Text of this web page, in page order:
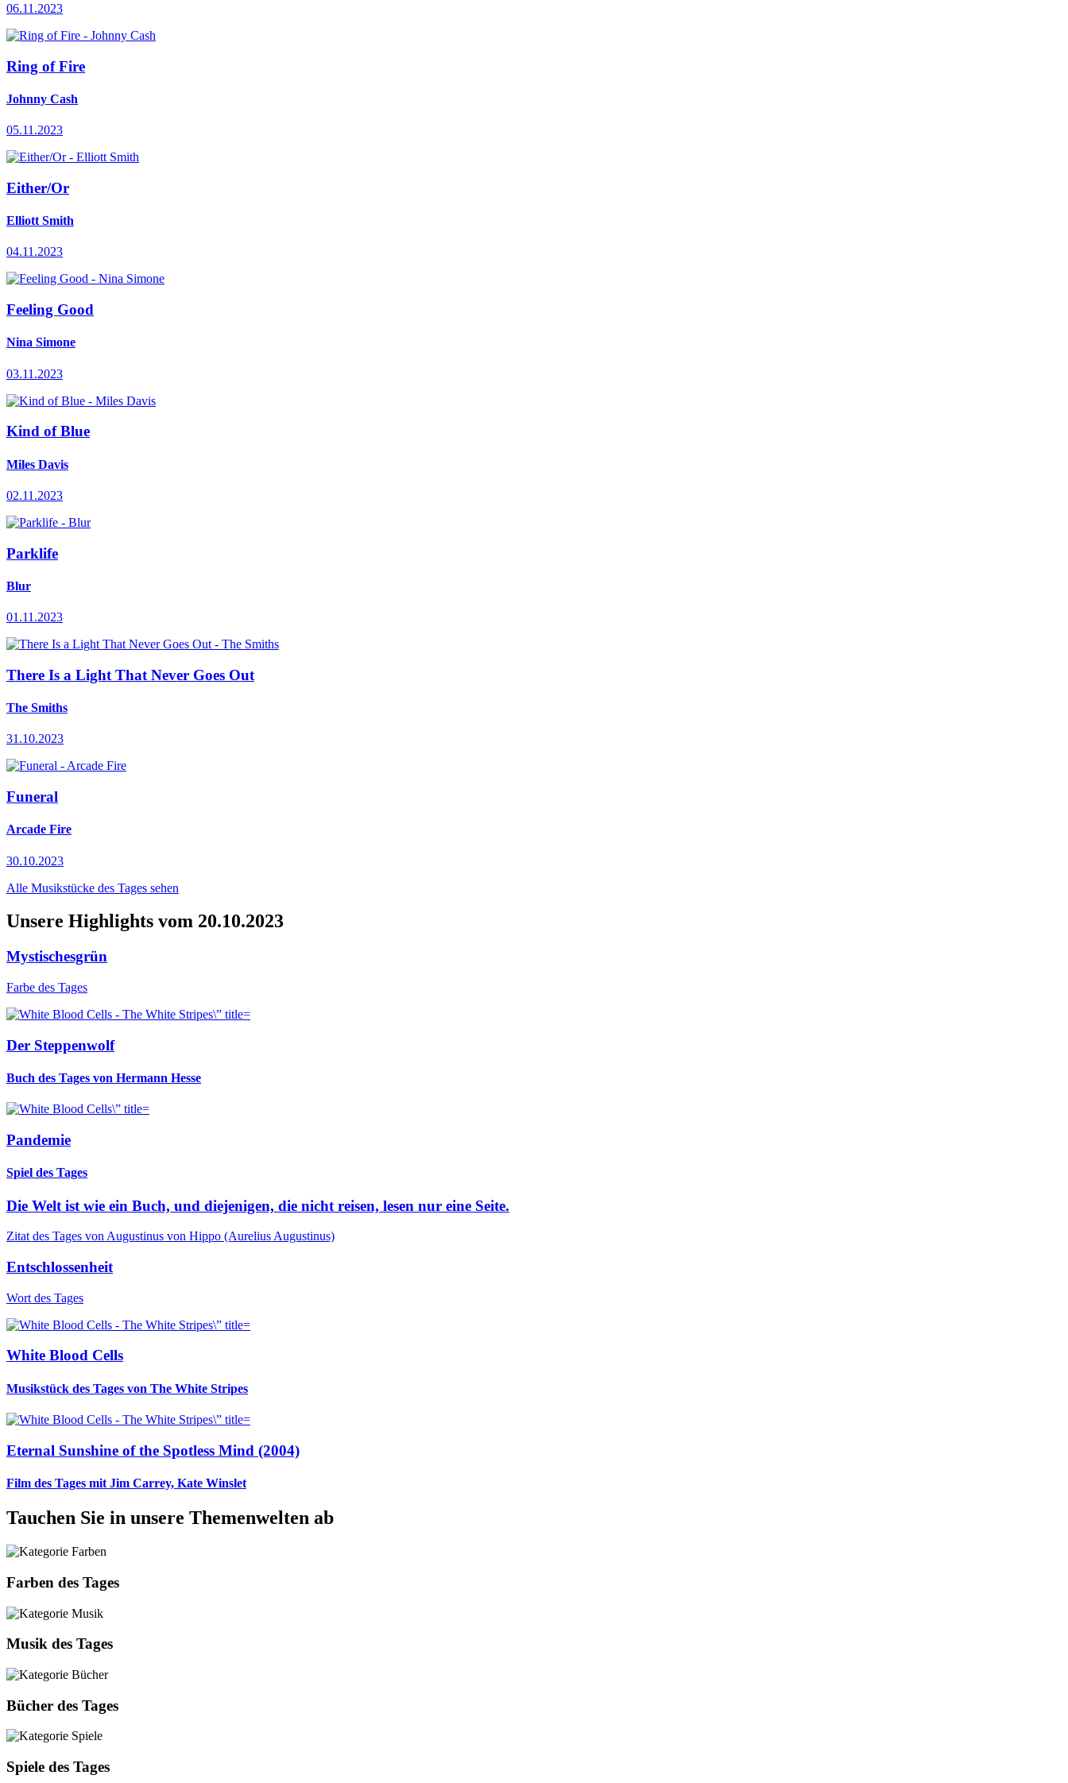
06.11.2023
Ring of Fire
Johnny Cash
05.11.2023
Either/Or
Elliott Smith
04.11.2023
Feeling Good
Nina Simone
03.11.2023
Kind of Blue
Miles Davis
02.11.2023
Parklife
Blur
01.11.2023
There Is a Light That Never Goes Out
The Smiths
31.10.2023
Funeral
Arcade Fire
30.10.2023
Alle Musikstücke des Tages sehen
Unsere Highlights vom 20.10.2023
Mystischesgrün
Farbe des Tages
Der Steppenwolf
Buch des Tages von Hermann Hesse
Pandemie
Spiel des Tages
Die Welt ist wie ein Buch, und diejenigen, die nicht reisen, lesen nur eine Seite.
Zitat des Tages von Augustinus von Hippo (Aurelius Augustinus)
Entschlossenheit
Wort des Tages
White Blood Cells
Musikstück des Tages von The White Stripes
Eternal Sunshine of the Spotless Mind (2004)
Film des Tages mit Jim Carrey, Kate Winslet
Tauchen Sie in unsere Themenwelten ab
Farben des Tages
Musik des Tages
Bücher des Tages
Spiele des Tages